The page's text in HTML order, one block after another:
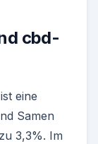
cbd-
eine
Samen
3,3%. Im